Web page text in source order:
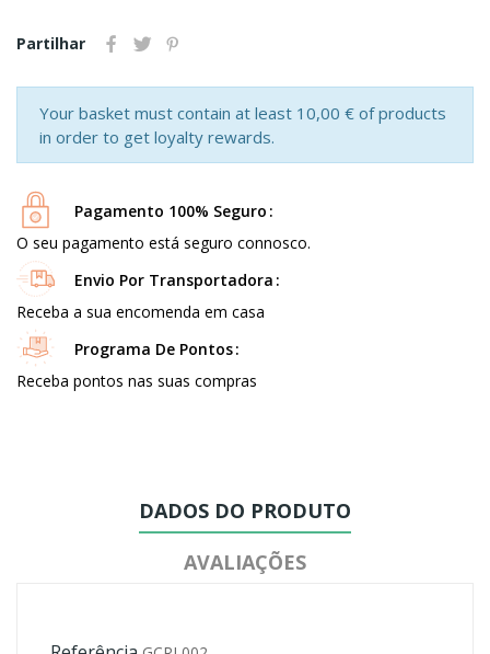
Partilhar
Your basket must contain at least 10,00 € of products
in order to get loyalty rewards.
Pagamento 100% Seguro
O seu pagamento está seguro connosco.
Envio Por Transportadora
Receba a sua encomenda em casa
Programa De Pontos
Receba pontos nas suas compras
DADOS DO PRODUTO
AVALIAÇÕES